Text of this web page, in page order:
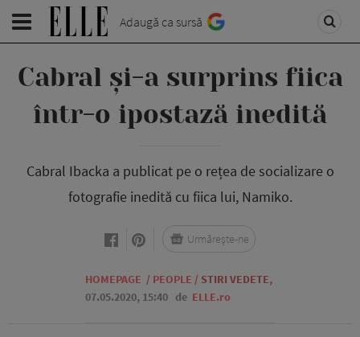
Adaugă ca sursă
Cabral și-a surprins fiica
într-o ipostază inedită
Cabral Ibacka a publicat pe o rețea de socializare o
fotografie inedită cu fiica lui, Namiko.
HOMEPAGE / PEOPLE / STIRI VEDETE,
07.05.2020, 15:40 de ELLE.ro
Urmărește-ne